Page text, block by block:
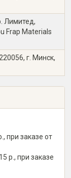
Лимитед,
Frap Materials
г. Минск,
при заказе от
р., при заказе